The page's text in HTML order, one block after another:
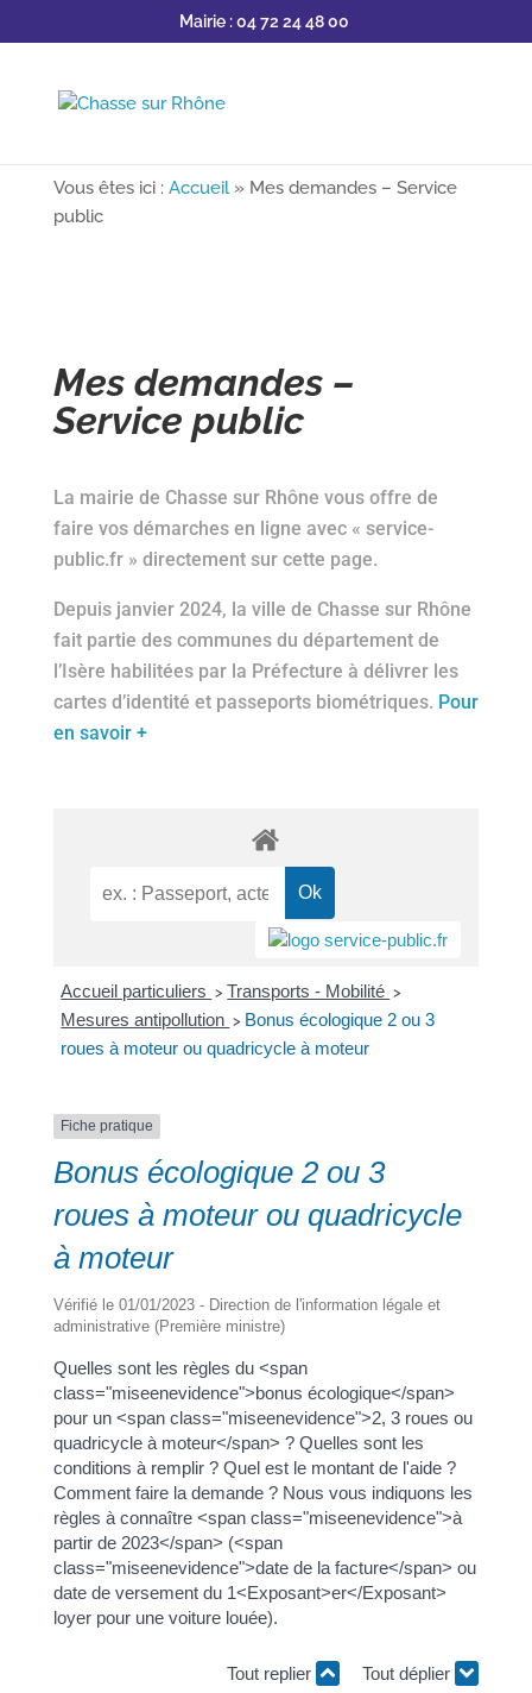
Mairie : 04 72 24 48 00
Vous êtes ici : Accueil» Mes demandes – Service
public
Mes demandes –
Service public
La mairie de Chasse sur Rhône vous offre de
faire vos démarches en ligne avec « service-
public.fr » directement sur cette page.
Depuis janvier 2024, la ville de Chasse sur Rhône
fait partie des communes du département de
l’Isère habilitées par la Préfecture à délivrer les
cartes d’identité et passeports biométriques. Pour
en savoir +
Accueil particuliers > Transports - Mobilité >
Mesures antipollution > Bonus écologique 2 ou 3
roues à moteur ou quadricycle à moteur
Fiche pratique
Bonus écologique 2 ou 3
roues à moteur ou quadricycle
à moteur
Vérifié le 01/01/2023 - Direction de l'information légale et
administrative (Première ministre)
Quelles sont les règles du <span
class="miseenevidence">bonus écologique</span>
pour un <span class="miseenevidence">2, 3 roues ou
quadricycle à moteur</span> ? Quelles sont les
conditions à remplir ? Quel est le montant de l'aide ?
Comment faire la demande ? Nous vous indiquons les
règles à connaître <span class="miseenevidence">à
partir de 2023</span> (<span
class="miseenevidence">date de la facture</span> ou
date de versement du 1<Exposant>er</Exposant>
loyer pour une voiture louée).
Tout replier Tout déplier